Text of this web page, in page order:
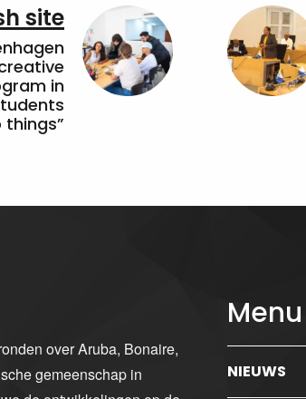
site
in
over Aruba, Bonaire,
gemeenschap in
Menu
NIEUWS